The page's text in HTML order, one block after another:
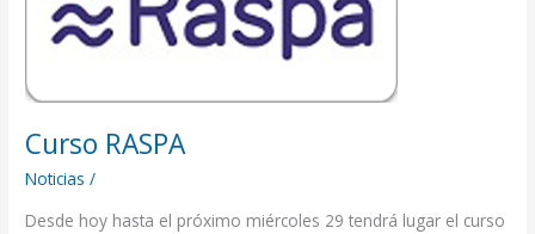
Curso RASPA
Noticias /
Desde hoy hasta el próximo miércoles 29 tendrá lugar el curso